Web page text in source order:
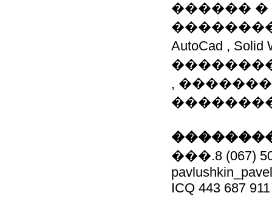
������ �
AutoCad ,
,
���.8 (067)
ICQ 443 687 911